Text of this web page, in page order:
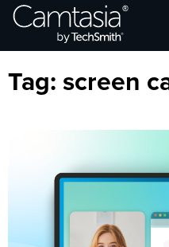
Direkt
zumBrowse Categories
Tag: screen